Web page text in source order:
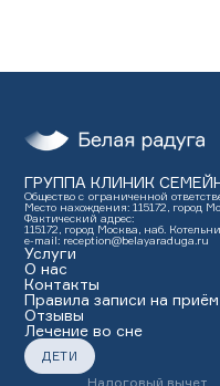
ГРУППА КЛИНИК
Общество с ограниченной
Место нахождения: 115172, город
Фактический адрес:
115172, город Москва, наб.
e-mail: reception@belayaraduga.ru
Услуги
О нас
Контакты
Правила записи на приём
Отзывы
Лечение во сне
ДЕТИ
Налоговый вычет